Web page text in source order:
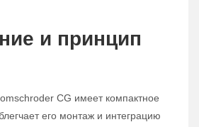
и принцип
CG имеет компактное
его монтаж и интеграцию